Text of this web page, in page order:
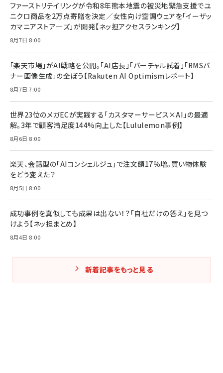
ファーストリテイリングが令和8年熊本地震の被災地緊急支援でユ
ニクロ商品を2万点寄贈を決定／女性向け空調ウェアを「イーザッ
カマニアストア―ズ」が開発【ネッ担アクセスランキング】
8月7日 8:00
「楽天市場」がAI戦略を公開。「AI店長」「バーチャル試着」「RMSバ
ナー画像生成」の全ぼう【Rakuten AI Optimismレポート】
8月7日 7:00
世界23位のメガECが実践する「カスタマーサービス×AI」の最適
解。3年で顧客満足度144%向上した【Lululemon事例】
8月6日 8:00
楽天、会話型の「AIコンシェルジュ」で注文額17％増。買い物体験
をどう変えた？
8月5日 8:00
成功事例を真似しても成果は出ない！？「自社だけの答え」を見つ
けよう【ネッ担まとめ】
8月4日 8:00
新着記事をもっと見る